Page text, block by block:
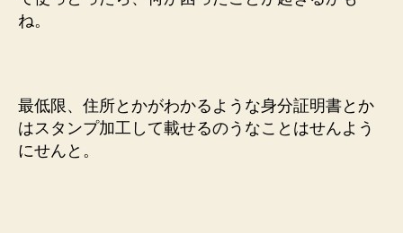
ね。
最低限、住所とかがわかるような身分証明書とか
はスタンプ加工して載せるのうなことはせんよう
にせんと。